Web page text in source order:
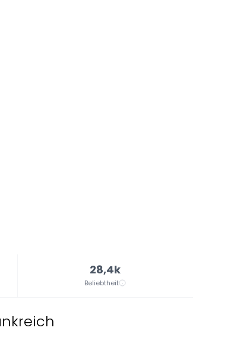
28,4k
Beliebtheit